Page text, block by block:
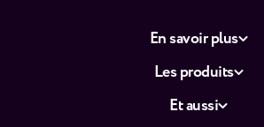
En savoir plus
Les produits
Et aussi